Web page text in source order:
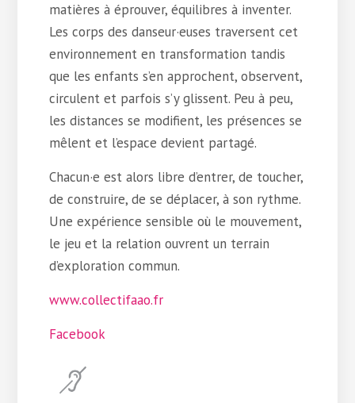
matières à éprouver, équilibres à inventer.
Les corps des danseur·euses traversent cet
environnement en transformation tandis
que les enfants s’en approchent, observent,
circulent et parfois s’y glissent. Peu à peu,
les distances se modifient, les présences se
mêlent et l’espace devient partagé.
Chacun·e est alors libre d’entrer, de toucher,
de construire, de se déplacer, à son rythme.
Une expérience sensible où le mouvement,
le jeu et la relation ouvrent un terrain
d’exploration commun.
www.collectifaao.fr
Facebook